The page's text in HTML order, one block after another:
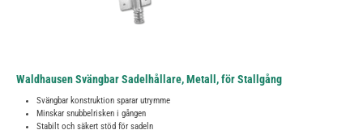
Waldhausen Svängbar Sadelhållare, Metall, för Stallgång
Svängbar konstruktion sparar utrymme
Minskar snubbelrisken i gången
Stabilt och säkert stöd för sadeln